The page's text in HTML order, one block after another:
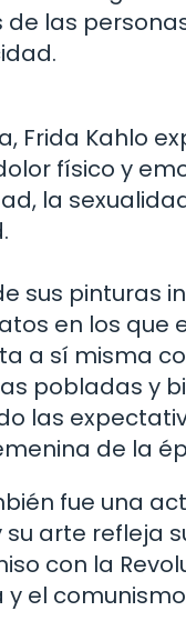
de las
Frida Kahlo
físico y
la
sus pinturas
en los que
a sí misma
pobladas y
las
de la
fue una
su arte refleja
con la
y el